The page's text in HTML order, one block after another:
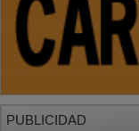
PUBLICIDAD